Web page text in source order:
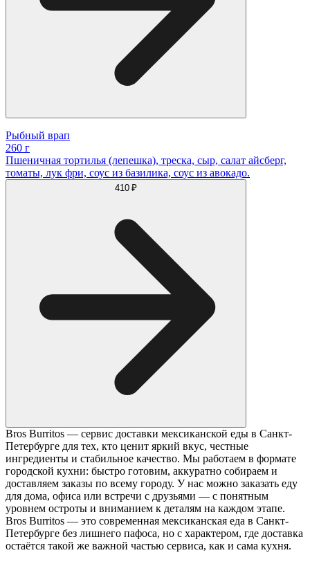
Рыбный врап
260 г
Пшеничная тортилья (лепешка), треска, сыр, салат айсберг,
томаты, лук фри, соус из базилика, соус из авокадо.
410 ₽
Bros Burritos — сервис доставки мексиканской еды в Санкт-
Петербурге для тех, кто ценит яркий вкус, честные
ингредиенты и стабильное качество. Мы работаем в формате
городской кухни: быстро готовим, аккуратно собираем и
доставляем заказы по всему городу. У нас можно заказать еду
для дома, офиса или встречи с друзьями — с понятным
уровнем остроты и вниманием к деталям на каждом этапе.
Bros Burritos — это современная мексиканская еда в Санкт-
Петербурге без лишнего пафоса, но с характером, где доставка
остаётся такой же важной частью сервиса, как и сама кухня.